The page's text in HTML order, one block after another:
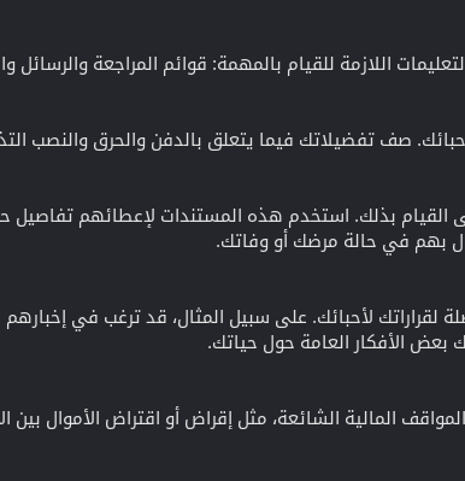
اللازمة للقيام بالمهمة: قوائم المراجعة والرسائل
صف تفضيلاتك فيما يتعلق بالدفن والحرق والنصب
القيام بذلك. استخدم هذه المستندات لإعطائهم
بهم في حالة مرضك أو وفاتك.
لقراراتك لأحبائك. على سبيل المثال، قد ترغب في
الأفكار العامة حول حياتك.
المالية الشائعة، مثل إقراض أو اقتراض الأموال بين